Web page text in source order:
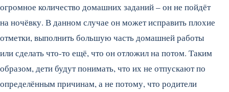
огромное количество домашних заданий – он не пойдёт
на ночёвку. В данном случае он может исправить плохие
отметки, выполнить большую часть домашней работы
или сделать что-то ещё, что он отложил на потом. Таким
образом, дети будут понимать, что их не отпускают по
определённым причинам, а не потому, что родители